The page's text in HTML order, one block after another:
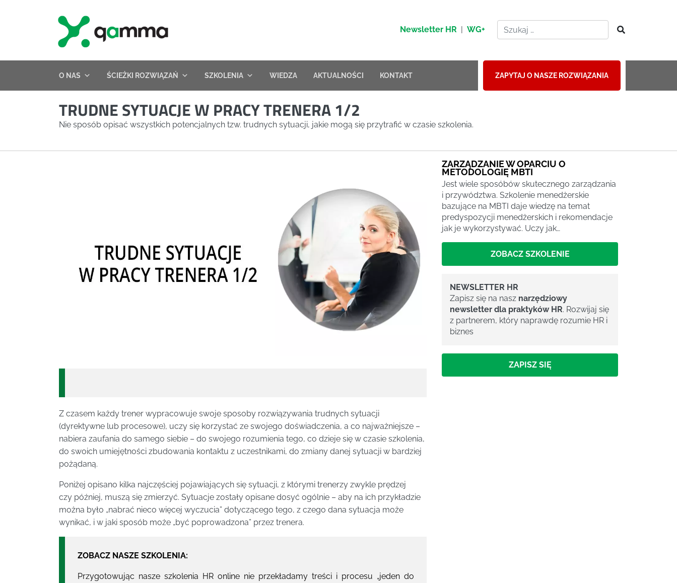
Newsletter HR | WG+
O NAS ŚCIEŻKI ROZWIĄZAŃ SZKOLENIA WIEDZA AKTUALNOŚCI KONTAKT ZAPYTAJ O NASZE ROZWIĄZANIA
TRUDNE SYTUACJE W PRACY TRENERA 1/2
Nie sposób opisać wszystkich potencjalnych tzw. trudnych sytuacji, jakie mogą się przytrafić w czasie szkolenia.
Z czasem każdy trener wypracowuje swoje sposoby rozwiązywania trudnych sytuacji
(dyrektywne lub procesowe), uczy się korzystać ze swojego doświadczenia, a co najważniejsze –
nabiera zaufania do samego siebie – do swojego rozumienia tego, co dzieje się w czasie szkolenia,
do swoich umiejętności zbudowania kontaktu z uczestnikami, do zmiany danej sytuacji w bardziej
pożądaną.
Poniżej opisano kilka najczęściej pojawiających się sytuacji, z którymi trenerzy zwykle prędzej
czy później, muszą się zmierzyć. Sytuacje zostały opisane dosyć ogólnie – aby na ich przykładzie
można było „nabrać nieco więcej wyczucia” dotyczącego tego, z czego dana sytuacja może
wynikać, i w jaki sposób może „być poprowadzona” przez trenera.
ZOBACZ NASZE SZKOLENIA:
Przygotowując nasze szkolenia HR online nie przekładamy treści i procesu „jeden do
ZARZĄDZANIE W OPARCIU O
METODOLOGIĘ MBTI
Jest wiele sposóbów skutecznego zarządzania
i przywództwa. Szkolenie menedżerskie
bazujące na MBTI daje wiedzę na temat
predyspozycji menedżerskich i rekomendacje
jak je wykorzystywać. Uczy jak…
ZOBACZ SZKOLENIE
NEWSLETTER HR
Zapisz się na nasz narzędziowy
newsletter dla praktyków HR. Rozwijaj się
z partnerem, który naprawdę rozumie HR i
biznes
ZAPISZ SIĘ